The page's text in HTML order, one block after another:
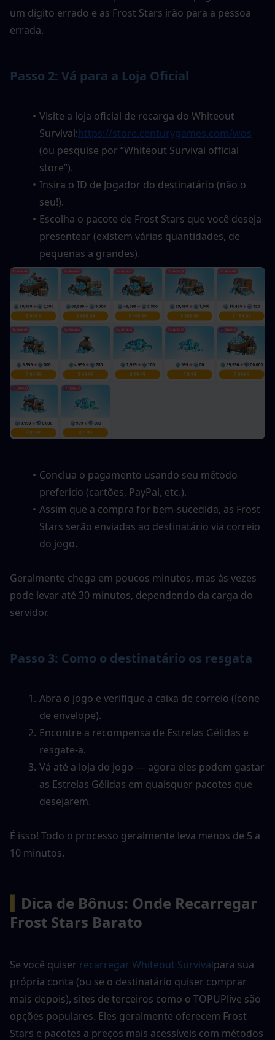
um dígito errado e as Frost Stars irão para a pessoa
errada.
Passo 2: Vá para a Loja Oficial
Visite a loja oficial de recarga do Whiteout
Survival:https://store.centurygames.com/wos
(ou pesquise por “Whiteout Survival official
store”).
Insira o ID de Jogador do destinatário (não o
seu!).
Escolha o pacote de Frost Stars que você deseja
presentear (existem várias quantidades, de
pequenas a grandes).
Conclua o pagamento usando seu método
preferido (cartões, PayPal, etc.).
Assim que a compra for bem-sucedida, as Frost
Stars serão enviadas ao destinatário via correio
do jogo.
Geralmente chega em poucos minutos, mas às vezes
pode levar até 30 minutos, dependendo da carga do
servidor.
Passo 3: Como o destinatário os resgata
Abra o jogo e verifique a caixa de correio (ícone
de envelope).
Encontre a recompensa de Estrelas Gélidas e
resgate-a.
Vá até a loja do jogo — agora eles podem gastar
as Estrelas Gélidas em quaisquer pacotes que
desejarem.
É isso! Todo o processo geralmente leva menos de 5 a
10 minutos.
Dica de Bônus: Onde Recarregar
Frost Stars Barato
Se você quiser recarregar Whiteout Survivalpara sua
própria conta (ou se o destinatário quiser comprar
mais depois), sites de terceiros como o TOPUPlive são
opções populares. Eles geralmente oferecem Frost
Stars e pacotes a preços mais acessíveis com métodos